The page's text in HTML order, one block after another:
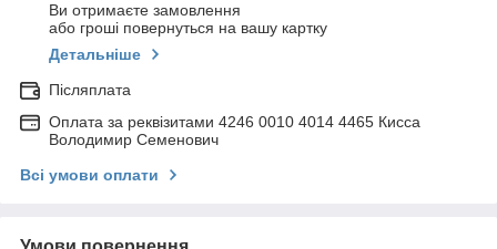
Ви отримаєте замовлення
або гроші повернуться на вашу картку
Детальніше
Післяплата
Оплата за реквізитами 4246 0010 4014 4465 Кисса
Володимир Семенович
Всі умови оплати